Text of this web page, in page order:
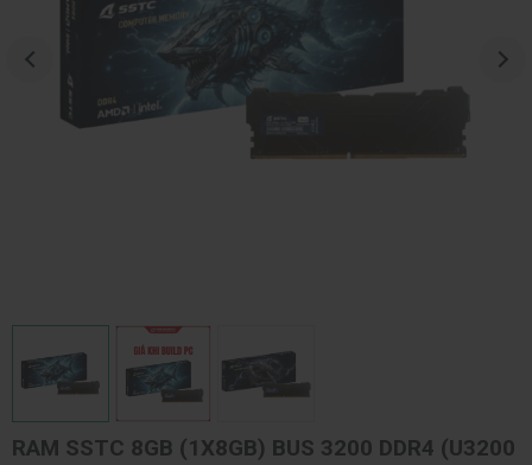
RAM SSTC 8GB (1X8GB) BUS 3200 DDR4 (U3200